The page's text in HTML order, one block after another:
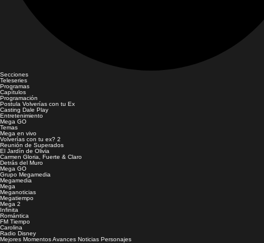
Secciones
Teleseries
Programas
Capítulos
Programación
Postula Volverías con tu Ex
Casting Dale Play
Entretenimiento
Mega GO
Temas
Mega en vivo
Volverías con tu ex? 2
Reunión de Superados
El Jardín de Olivia
Carmen Gloria, Fuerte & Claro
Detrás del Muro
Mega GO
Grupo Megamedia
Megamedia
Mega
Meganoticias
Megatiempo
Mega 2
Infinita
Romántica
FM Tiempo
Carolina
Radio Disney
Mejores MomentosAvances Noticias Personajes